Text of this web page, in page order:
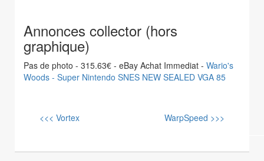
Annonces collector (hors
graphique)
Pas de photo - 315.63€ - eBay Achat Immediat - Wario's
Woods - Super Nintendo SNES NEW SEALED VGA 85
<<< Vortex WarpSpeed >>>